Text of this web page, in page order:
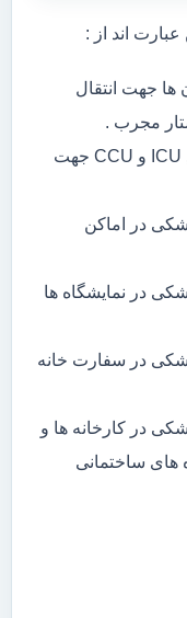
اند از :
ها جهت انتقال
مجرب .
اعزام آمبولانس های ICU ,NICU ,PICU و CCU جهت
در اماکن
در نمایشگاه ها
در سفارت خانه
در کارخانه ها و
های ساختمانی